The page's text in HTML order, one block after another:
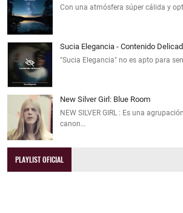
Con una atmósfera súper cálida y
Sucia Elegancia - Contenido
"Sucia Elegancia" no es apto para
New Silver Girl: Blue Room
NEW SILVER GIRL : Es una
canon…
PLAYLIST OFICIAL